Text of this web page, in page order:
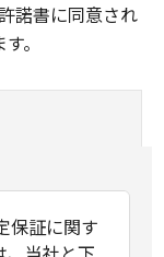
諾書に同意され
。
保証に関す